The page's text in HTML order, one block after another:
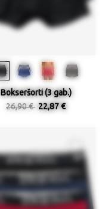
Bokseršorti (3 gab.)
26,90 € 22,87 €